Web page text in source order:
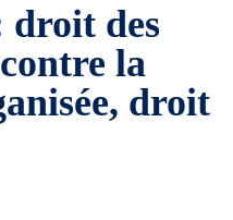
droit des
la
droit